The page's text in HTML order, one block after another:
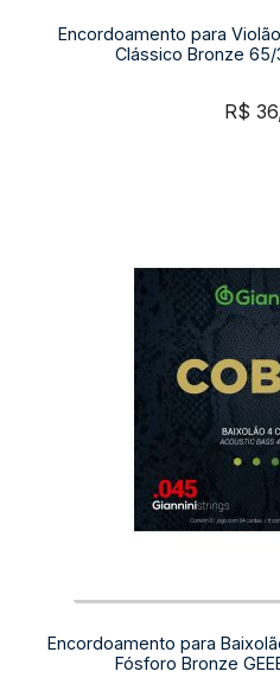
Encordoamento para
Clássico Bronze 65/
R$
Encordoamento para
Fósforo Bronze